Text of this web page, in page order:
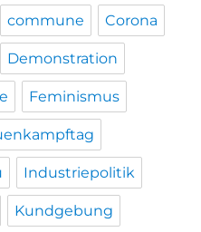
commune Corona
Demonstration
Feminismus
Industriepolitik
Kundgebung